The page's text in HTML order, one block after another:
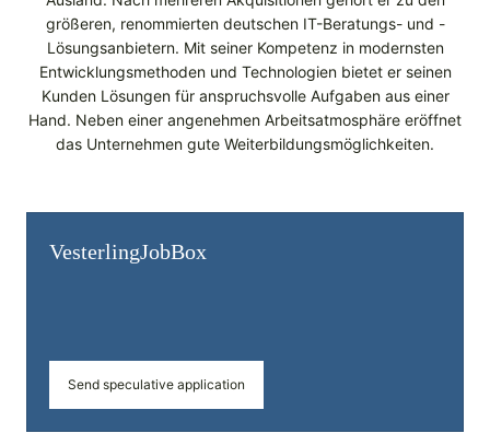
größeren, renommierten deutschen IT-Beratungs- und -
Lösungsanbietern. Mit seiner Kompetenz in modernsten
Entwicklungsmethoden und Technologien bietet er seinen
Kunden Lösungen für anspruchsvolle Aufgaben aus einer
Hand. Neben einer angenehmen Arbeitsatmosphäre eröffnet
das Unternehmen gute Weiterbildungsmöglichkeiten.
Vesterling­JobBox
Send speculative application